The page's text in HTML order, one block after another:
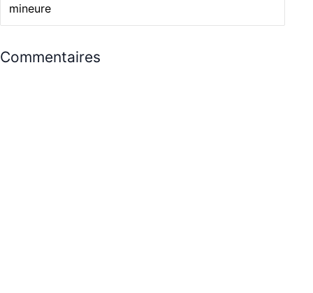
mineure
Commentaires